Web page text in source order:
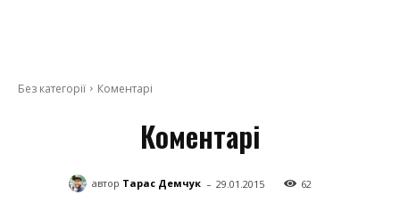
Без категорії Коментарі
Коментарі
автор Тарас Демчук - 29.01.2015 62